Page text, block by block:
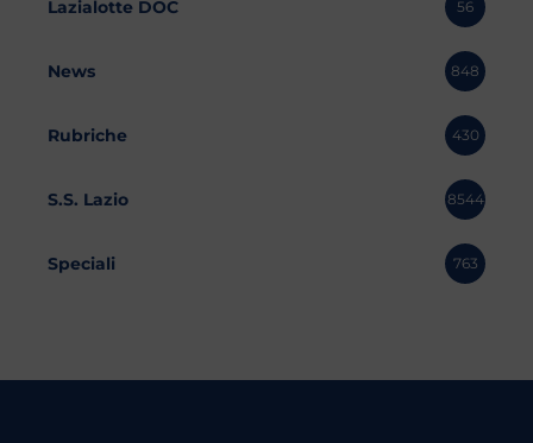
Lazialotte DOC 56
News 848
Rubriche 430
S.S. Lazio 8544
Speciali 763